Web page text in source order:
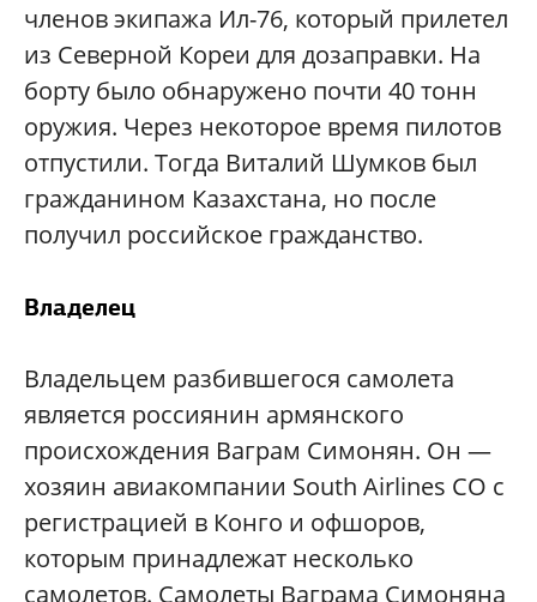
членов экипажа Ил-76, который прилетел
из Северной Кореи для дозаправки. На
борту было обнаружено почти 40 тонн
оружия. Через некоторое время пилотов
отпустили. Тогда Виталий Шумков был
гражданином Казахстана, но после
получил российское гражданство.
Владелец
Владельцем разбившегося самолета
является россиянин армянского
происхождения Ваграм Симонян. Он —
хозяин авиакомпании South Airlines CO с
регистрацией в Конго и офшоров,
которым принадлежат несколько
самолетов. Самолеты Ваграма Симоняна